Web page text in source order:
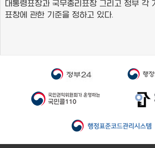
대통령표창과 국무총리표창 그리고 정부 각
표창에 관한 기준을 정하고 있다.